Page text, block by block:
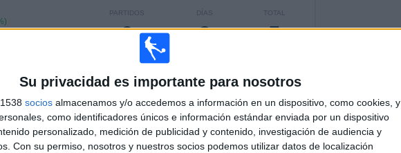
Su privacidad es importante para nosotros
socios almacenamos y/o accedemos a información en un dispositivo, como cookies, y
como identificadores únicos e información estándar enviada por un dispositivo
personalizado, medición de publicidad y contenido, investigación de audiencia y
Con su permiso, nosotros y nuestros socios podemos utilizar datos de localización
TOTAL
5
DÍAS
2
PARTIDOS
0
CONSECUTIVOS
DE PAGO
TOTAL
MÁXIMO
TOTAL